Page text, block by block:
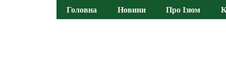
Головна Новини Про Ізюм